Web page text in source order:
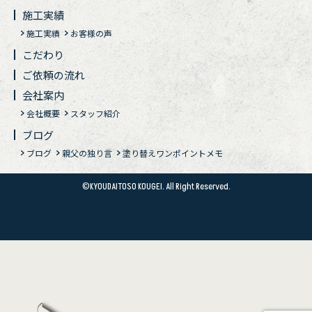
施工実績
施工実績 お客様の声
こだわり
ご依頼の流れ
会社案内
会社概要 スタッフ紹介
ブログ
ブログ 親父の独り言 塗り替えワンポイントメモ
©KYOUDAITOSO KOUGEI. All Right Reserved.